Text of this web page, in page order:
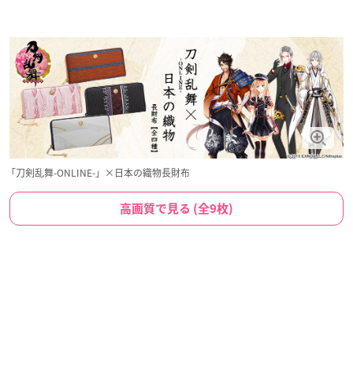
「刀剣乱舞-ONLINE-」×日本の織物長財布
高画質で見る (全9枚)